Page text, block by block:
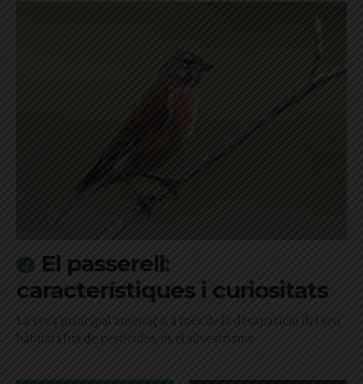
El passerell:
característiques i curiositats
La seva principal amenaça, a més de la desaparició del seu
hàbitat i l'ús de pesticides, és el silvestrisme